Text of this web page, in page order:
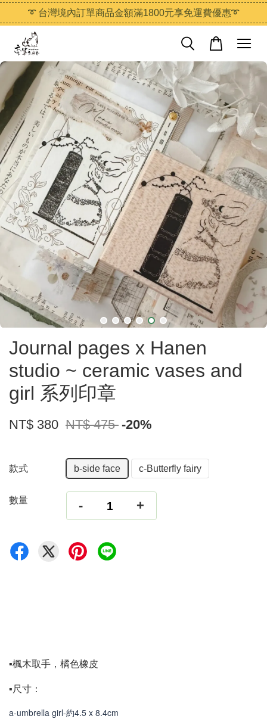
➰ 台灣境內訂單商品金額滿1800元享免運費優惠➰
Journal pages x Hanen
studio ~ ceramic vases and
girl 系列印章
NT$ 380 NT$ 475 -20%
款式 b-side face c-Butterfly fairy
數量 - +
▪️楓木取手，橘色橡皮
▪️尺寸：
a-umbrella girl-約4.5 x 8.4cm